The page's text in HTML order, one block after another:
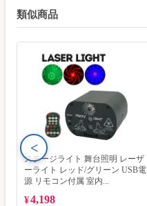
類似商品
ステージライト 舞台照明 レーザ
ーライト レッド/グリーン USB電
源 リモコン付属 室内...
¥4,198
<